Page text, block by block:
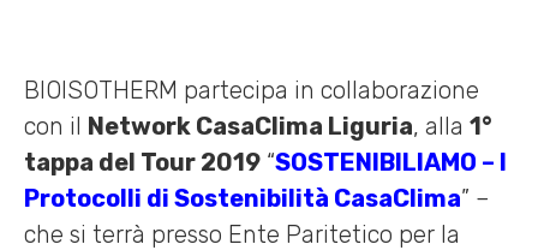
BIOISOTHERM partecipa in collaborazione
con il Network CasaClima Liguria, alla 1°
tappa del Tour 2019 “SOSTENIBILIAMO – I
Protocolli di Sostenibilità CasaClima” –
che si terrà presso Ente Paritetico per la